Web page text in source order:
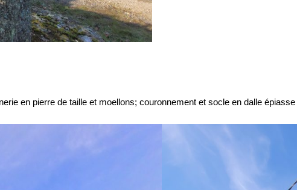
en pierre de taille et moellons; couronnement et socle en dalle